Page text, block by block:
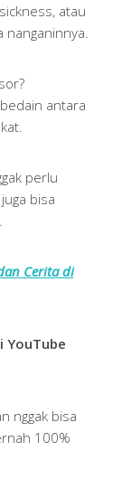
atau
nanganinnya.
antara
perlu
bisa
Cerita di
YouTube
nggak bisa
100%